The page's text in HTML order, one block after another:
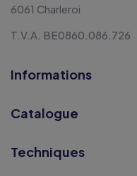
6061 Charleroi
T.V.A. BE0860.086.726
Informations
Catalogue
Techniques